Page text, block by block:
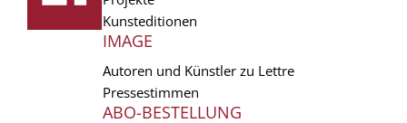
Kunsteditionen
IMAGE
Autoren und Künstler zu Lettre
Pressestimmen
ABO-BESTELLUNG